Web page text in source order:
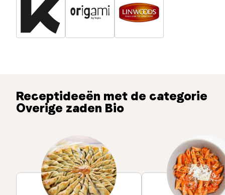
Receptideeën met de categorie
Overige zaden Bio